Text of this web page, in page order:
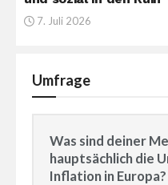
7. Juli 2026
Umfrage
Was sind deiner
hauptsächlich die
Inflation in Europa?